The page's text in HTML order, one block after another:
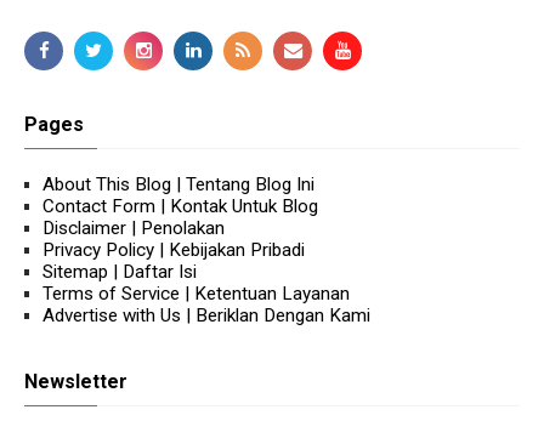
Pages
About This Blog | Tentang Blog Ini
Contact Form | Kontak Untuk Blog
Disclaimer | Penolakan
Privacy Policy | Kebijakan Pribadi
Sitemap | Daftar Isi
Terms of Service | Ketentuan Layanan
Advertise with Us | Beriklan Dengan Kami
Newsletter